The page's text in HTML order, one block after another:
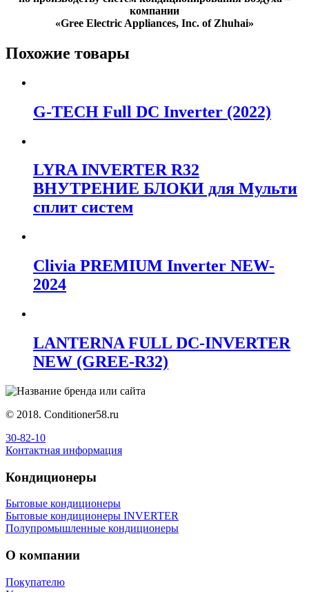
компании
«Gree Electric Appliances, Inc. of Zhuhai»
Похожие товары
G-TECH Full DC Inverter (2022)
LYRA INVERTER R32
ВНУТРЕНИЕ БЛОКИ для Мульти
сплит систем
Clivia PREMIUM Inverter NEW-
2024
LANTERNA FULL DC-INVERTER
NEW (GREE-R32)
© 2018. Сonditioner58.ru
30-82-10
Контактная информация
Кондиционеры
Бытовые кондиционеры
Бытовые кондиционеры INVERTER
Полупромышленные кондиционеры
О компании
Покупателю